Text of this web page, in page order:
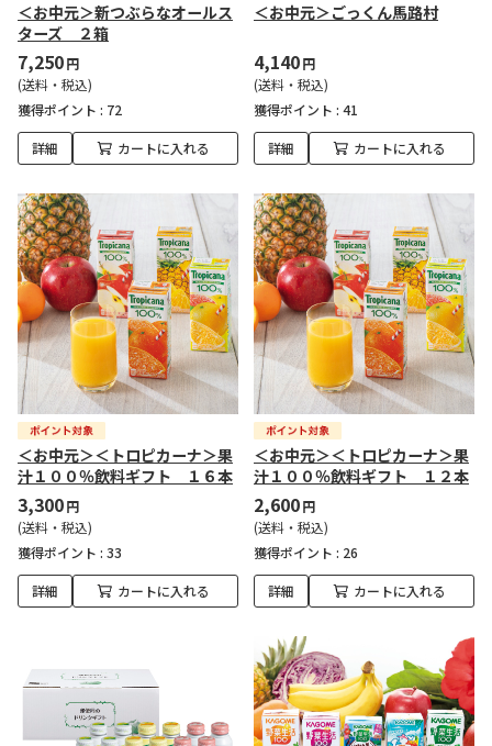
＜お中元＞新つぶらなオールス
ターズ ２箱
7,250円
(送料・税込)
獲得ポイント : 72
詳細 カートに入れる
＜お中元＞ごっくん馬路村
4,140円
(送料・税込)
獲得ポイント : 41
詳細 カートに入れる
＜お中元＞＜トロピカーナ＞果
汁１００％飲料ギフト １６本
3,300円
(送料・税込)
獲得ポイント : 33
詳細 カートに入れる
＜お中元＞＜トロピカーナ＞果
汁１００％飲料ギフト １２本
2,600円
(送料・税込)
獲得ポイント : 26
詳細 カートに入れる